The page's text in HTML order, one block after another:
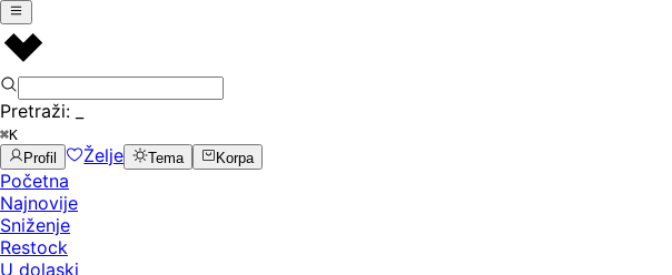
Pretraži:
⌘K
Profil
Želje Tema Korpa
Početna
Najnovije
Sniženje
Restock
U dolaski